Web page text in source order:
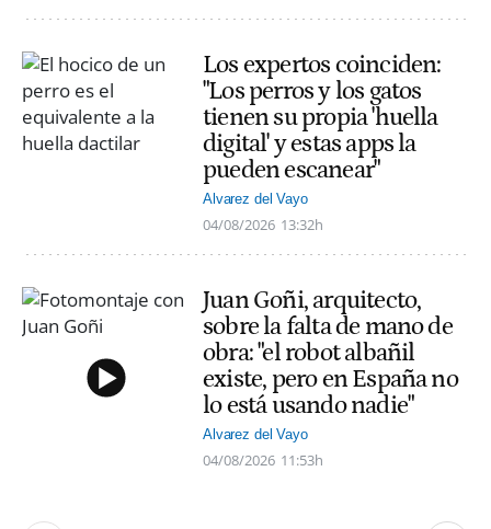
Los expertos coinciden:
"Los perros y los gatos
tienen su propia 'huella
digital' y estas apps la
pueden escanear"
Alvarez del Vayo
04/08/2026 13:32h
Juan Goñi, arquitecto,
sobre la falta de mano de
obra: "el robot albañil
existe, pero en España no
lo está usando nadie"
Alvarez del Vayo
04/08/2026 11:53h